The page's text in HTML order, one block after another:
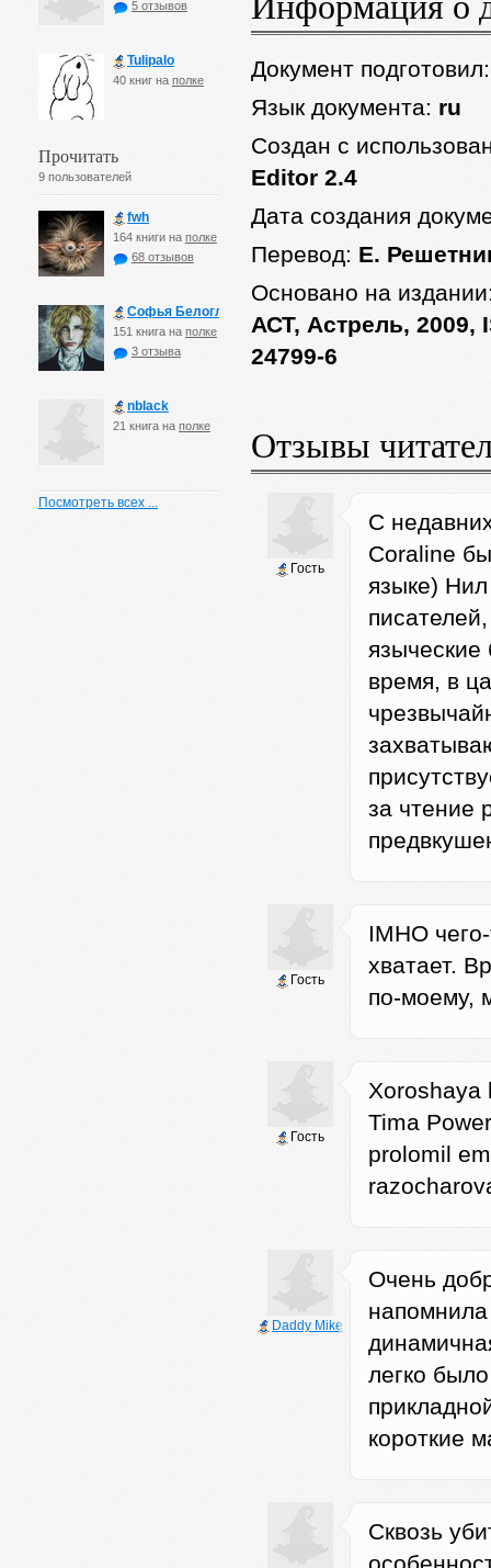
5 отзывов
Tulipalo
40 книг на полке
Прочитать
9 пользователей
fwh
164 книги на полке
68 отзывов
Софья Белоглазова
151 книга на полке
3 отзыва
nblack
21 книга на полке
Посмотреть всех ...
Документ
Язык документа: ru
Создан с
Editor 2.4
Дата создания
Перевод: Е.
Основано на
АСТ, Астрель, 2009,
24799-6
Отзывы
Гость
С
Coraline
языке)
время, в
за чтение
Гость
IMHO
хватает.
по-моему,
Гость
Xoroshaya
Tima
prolomil
Daddy Mike
Очень
легко
короткие
Сквозь